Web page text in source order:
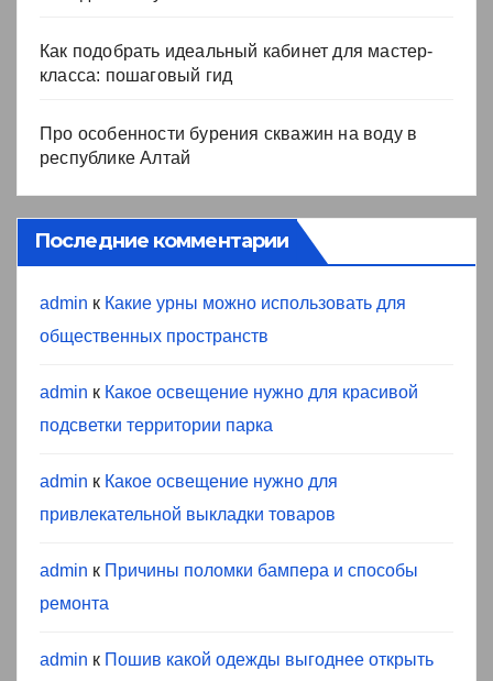
Как подобрать идеальный кабинет для мастер-
класса: пошаговый гид
Про особенности бурения скважин на воду в
республике Алтай
Последние комментарии
admin к Какие урны можно использовать для
общественных пространств
admin к Какое освещение нужно для красивой
подсветки территории парка
admin к Какое освещение нужно для
привлекательной выкладки товаров
admin к Причины поломки бампера и способы
ремонта
admin к Пошив какой одежды выгоднее открыть